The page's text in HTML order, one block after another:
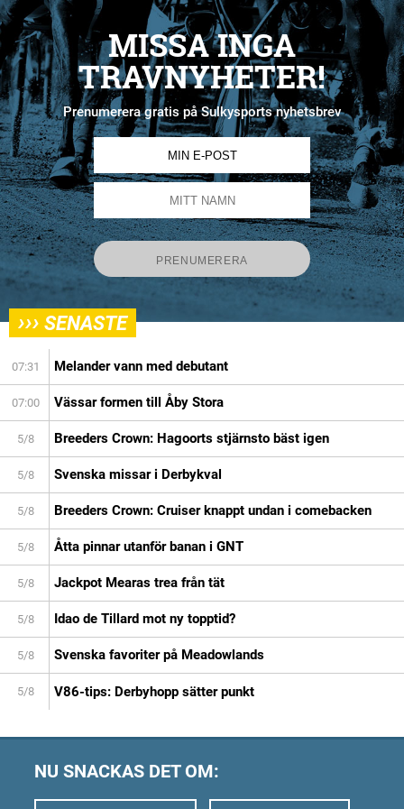
MISSA INGA
TRAVNYHETER!
Prenumerera gratis på Sulkysports nyhetsbrev
››› SENASTE
07:31 Melander vann med debutant
07:00 Vässar formen till Åby Stora
5/8 Breeders Crown: Hagoorts stjärnsto bäst igen
5/8 Svenska missar i Derbykval
5/8 Breeders Crown: Cruiser knappt undan i comebacken
5/8 Åtta pinnar utanför banan i GNT
5/8 Jackpot Mearas trea från tät
5/8 Idao de Tillard mot ny topptid?
5/8 Svenska favoriter på Meadowlands
5/8 V86-tips: Derbyhopp sätter punkt
NU SNACKAS DET OM: